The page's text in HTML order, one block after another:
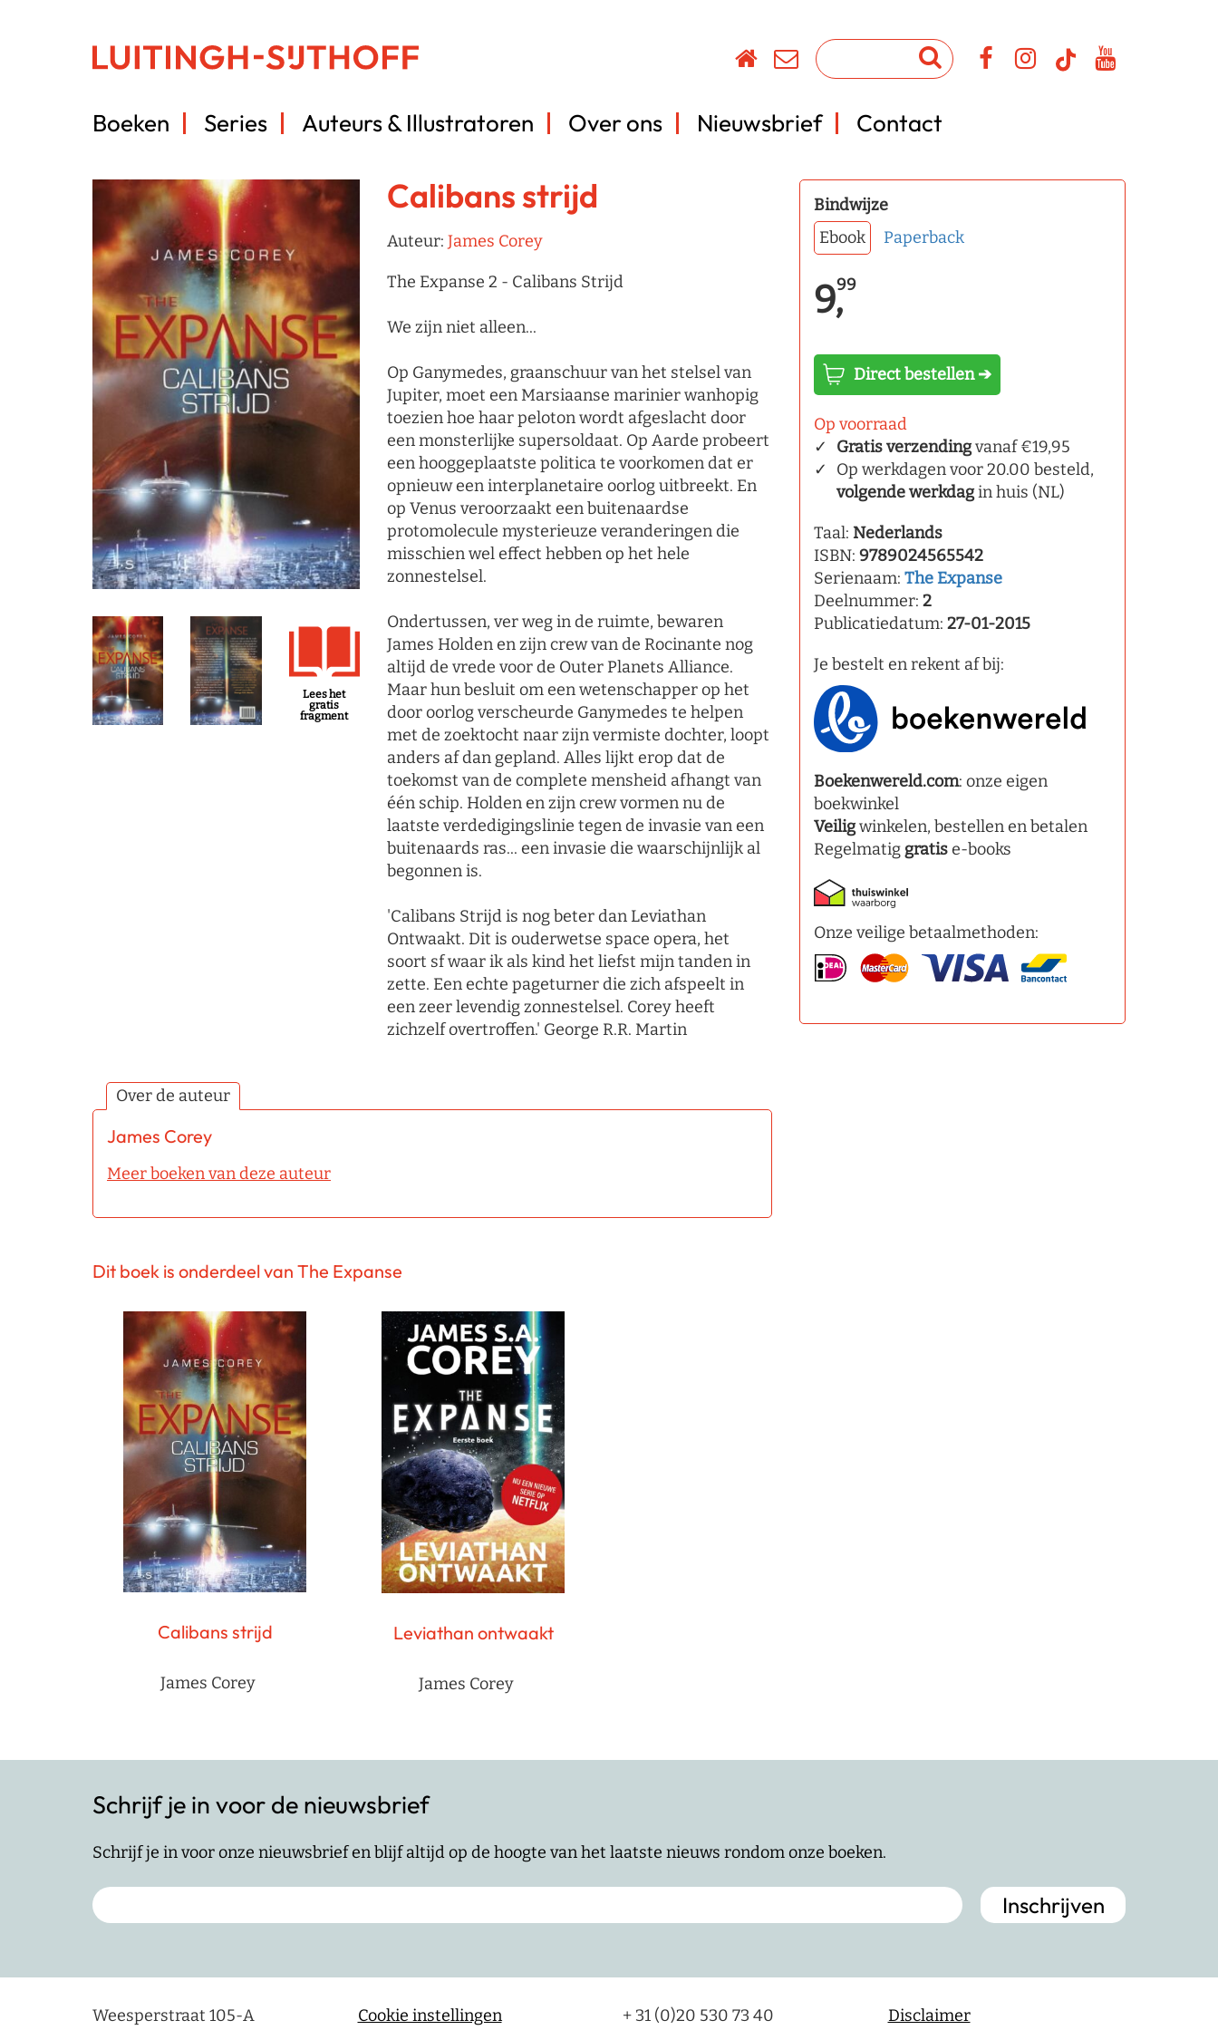
Boeken Series Auteurs & Illustratoren Over ons Nieuwsbrief Contact
Lees het
gratis
fragment
Calibans strijd
Auteur: James Corey
The Expanse 2 - Calibans Strijd
We zijn niet alleen...
Op Ganymedes, graanschuur van het stelsel van
Jupiter, moet een Marsiaanse marinier wanhopig
toezien hoe haar peloton wordt afgeslacht door
een monsterlijke supersoldaat. Op Aarde probeert
een hooggeplaatste politica te voorkomen dat er
opnieuw een interplanetaire oorlog uitbreekt. En
op Venus veroorzaakt een buitenaardse
protomolecule mysterieuze veranderingen die
misschien wel effect hebben op het hele
zonnestelsel.
Ondertussen, ver weg in de ruimte, bewaren
James Holden en zijn crew van de Rocinante nog
altijd de vrede voor de Outer Planets Alliance.
Maar hun besluit om een wetenschapper op het
door oorlog verscheurde Ganymedes te helpen
met de zoektocht naar zijn vermiste dochter, loopt
anders af dan gepland. Alles lijkt erop dat de
toekomst van de complete mensheid afhangt van
één schip. Holden en zijn crew vormen nu de
laatste verdedigingslinie tegen de invasie van een
buitenaards ras... een invasie die waarschijnlijk al
begonnen is.
'Calibans Strijd is nog beter dan Leviathan
Ontwaakt. Dit is ouderwetse space opera, het
soort sf waar ik als kind het liefst mijn tanden in
zette. Een echte pageturner die zich afspeelt in
een zeer levendig zonnestelsel. Corey heeft
zichzelf overtroffen.' George R.R. Martin
Over de auteur
James Corey
Meer boeken van deze auteur
Bindwijze
Ebook
Paperback
9,99
Direct bestellen ➔
Op voorraad
Gratis verzendingvanaf €19,95
Op werkdagen voor 20.00 besteld,
volgende werkdagin huis (NL)
Taal: Nederlands
ISBN: 9789024565542
Serienaam: The Expanse
Deelnummer: 2
Publicatiedatum: 27-01-2015
Je bestelt en rekent af bij:
Boekenwereld.com: onze eigen
boekwinkel
Veiligwinkelen, bestellen en betalen
Regelmatig gratise-books
Onze veilige betaalmethoden:
Dit boek is onderdeel van The Expanse
Calibans strijd
James Corey
Leviathan ontwaakt
James Corey
Schrijf je in voor de nieuwsbrief
Schrijf je in voor onze nieuwsbrief en blijf altijd op de hoogte van het laatste nieuws rondom onze boeken.
Weesperstraat 105-A
Cookie instellingen
+ 31 (0)20 530 73 40
Disclaimer